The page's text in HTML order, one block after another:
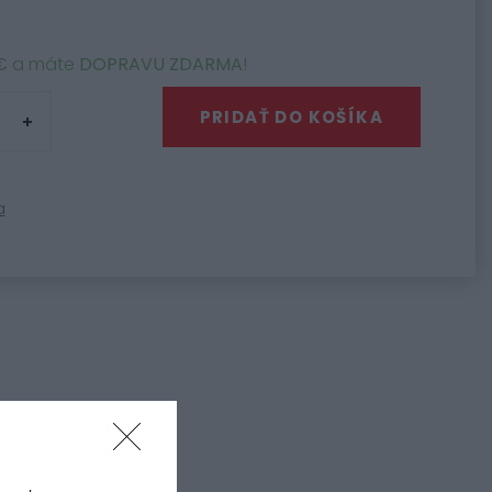
a máte DOPRAVU ZDARMA!
PRIDAŤ DO KOŠÍKA